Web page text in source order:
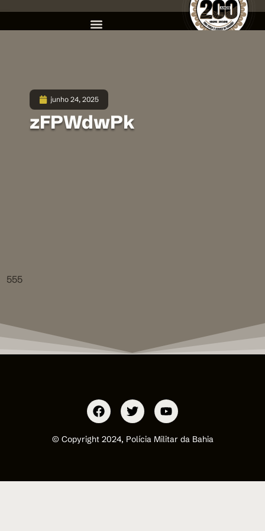
junho 24, 2025
zFPWdwPk
555
© Copyright 2024, Polícia Militar da Bahia